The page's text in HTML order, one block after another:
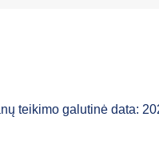
teikimo galutinė data: